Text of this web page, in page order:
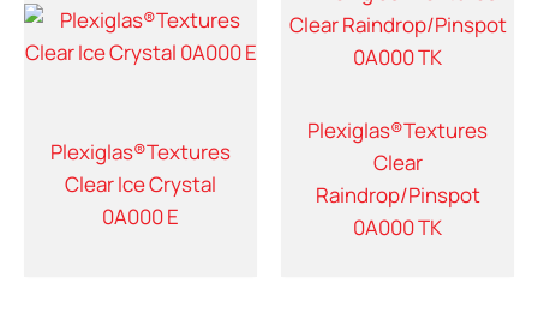
Plexiglas®Textures
Clear Ice Crystal
0A000 E
Plexiglas®Textures
Clear
Raindrop/Pinspot
0A000 TK